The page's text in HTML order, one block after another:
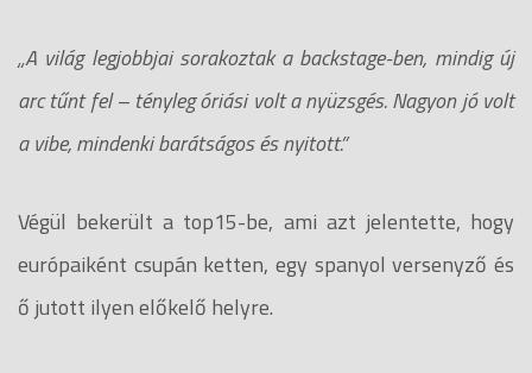
„A világ legjobbjai sorakoztak a backstage-ben, mindig új
arc tűnt fel – tényleg óriási volt a nyüzsgés. Nagyon jó volt
a vibe, mindenki barátságos és nyitott.”
Végül bekerült a top15-be, ami azt jelentette, hogy
európaiként csupán ketten, egy spanyol versenyző és
ő jutott ilyen előkelő helyre.